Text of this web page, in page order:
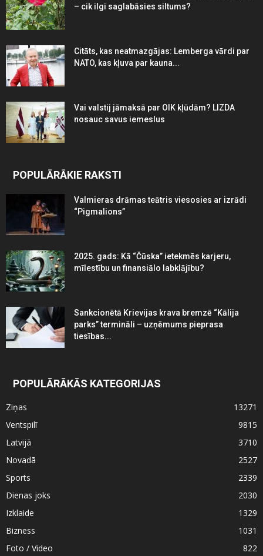
– cik ilgi saglabāsies siltums?
Citāts, kas neatmazgājas: Lemberga vārdi par
NATO, kas kļuva par kauna...
Vai valstij jāmaksā par OIK kļūdām? LIZDA
nosauc savus iemeslus
POPULĀRĀKIE RAKSTI
Valmieras drāmas teātris viesosies ar izrādi
“Pigmalions”
2025. gads: Kā “Čūska” ietekmēs karjeru,
mīlestību un finansiālo labklājību?
Sankcionētā Krievijas krava bremzē “Kālija
parks” termināli – uzņēmums pieprasa
tiesības...
POPULĀRĀKĀS KATEGORIJAS
Ziņas
13271
Ventspilī
9815
Latvijā
3710
Novadā
2527
Sports
2339
Dienas joks
2030
Izklaide
1329
Bizness
1031
Foto / Video
822